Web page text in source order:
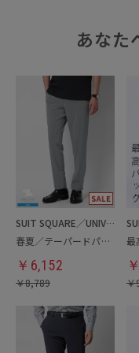
あなた
SUIT SQUARE／UNIVERSAL LANGUAGE
春夏／テーパードパンツ
￥ 6,152
￥8,789
￥
￥